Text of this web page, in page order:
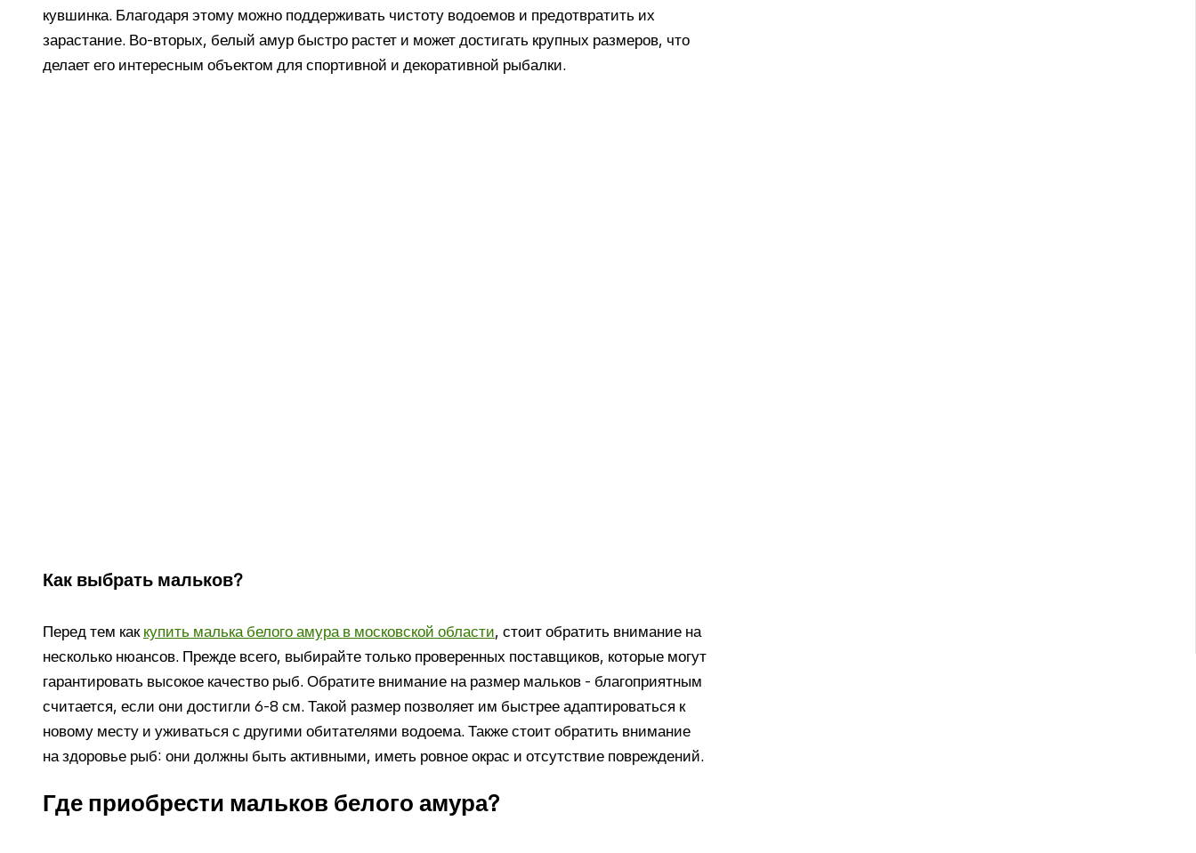
кувшинка. Благодаря этому можно поддерживать чистоту водоемов и предотвратить их
зарастание. Во-вторых, белый амур быстро растет и может достигать крупных размеров, что
делает его интересным объектом для спортивной и декоративной рыбалки.
Как выбрать мальков?
Перед тем как купить малька белого амура в московской области, стоит обратить внимание на
несколько нюансов. Прежде всего, выбирайте только проверенных поставщиков, которые могут
гарантировать высокое качество рыб. Обратите внимание на размер мальков - благоприятным
считается, если они достигли 6-8 см. Такой размер позволяет им быстрее адаптироваться к
новому месту и уживаться с другими обитателями водоема. Также стоит обратить внимание
на здоровье рыб: они должны быть активными, иметь ровное окрас и отсутствие повреждений.
Где приобрести мальков белого амура?